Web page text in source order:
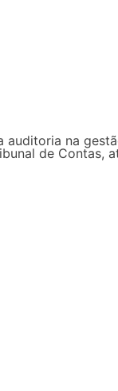
auditoria na
de Contas,